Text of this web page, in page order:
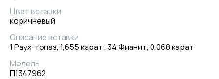
Цвет вставки
коричневый
Описание вставки
1 Раух-топаз, 1,655 карат , 34 Фианит, 0,068 карат
Модель
П1347962